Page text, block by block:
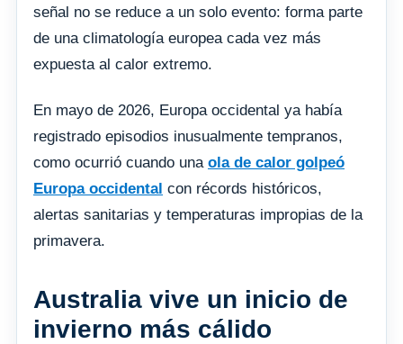
señal no se reduce a un solo evento: forma parte
de una climatología europea cada vez más
expuesta al calor extremo.
En mayo de 2026, Europa occidental ya había
registrado episodios inusualmente tempranos,
como ocurrió cuando una ola de calor golpeó
Europa occidental con récords históricos,
alertas sanitarias y temperaturas impropias de la
primavera.
Australia vive un inicio de
invierno más cálido